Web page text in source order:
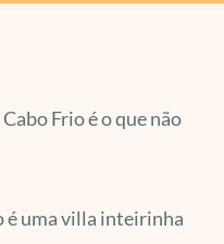
Frio é o que não
é uma villa inteirinha